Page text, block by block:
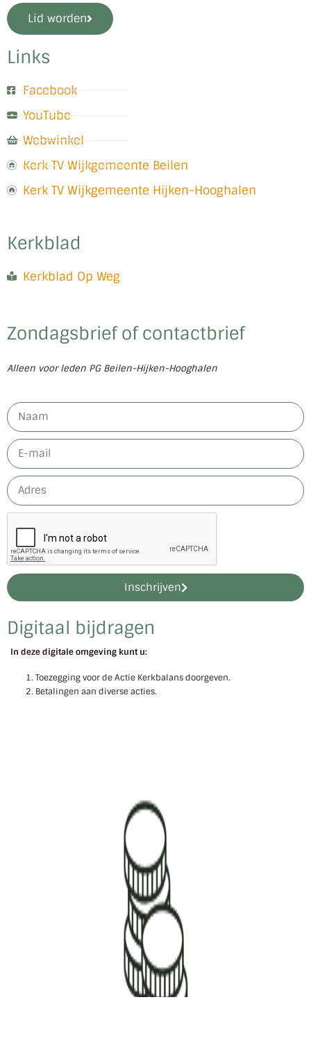
Lid worden
Digitaal bijdragen
In deze digitale omgeving kunt u:
Toezegging voor de Actie Kerkbalans doorgeven.
Betalingen aan diverse acties.
Links
Facebook
YouTube
Webwinkel
Kerk TV Wijkgemeente Beilen
Kerk TV Wijkgemeente Hijken-Hooghalen
Kerkblad
Kerkblad Op Weg
Zondagsbrief of contactbrief
Alleen voor leden PG Beilen-Hijken-Hooghalen
Inschrijven